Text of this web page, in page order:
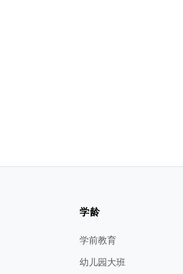
学龄
学前教育
幼儿园大班